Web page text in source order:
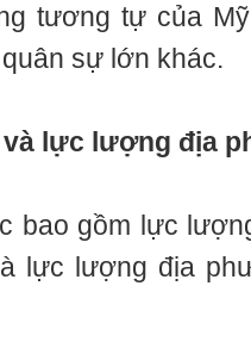
tương tự của
sự lớn khác.
lực lượng địa
bao gồm lực
lực lượng địa